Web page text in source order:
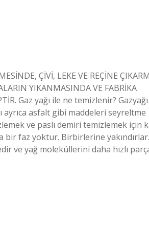
ÇİVİ, LEKE VE REÇİNE
YIKANMASINDA VE FABRİKA
Gaz yağı ile ne temizlenir? Gazyağı
asfalt gibi maddeleri seyreltme
ve paslı demiri temizlemek için
bir faz yoktur. Birbirlerine
ve yağ moleküllerini daha hızlı